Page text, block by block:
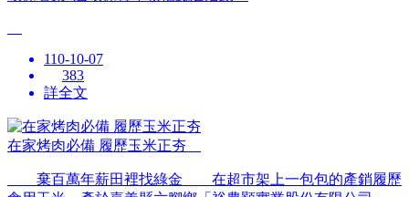
110-10-07
383
詳全文
在家烤肉必備 履歷玉米正夯
棄百萬年薪田裡找綠金 在超市架上一包包的產銷履歷